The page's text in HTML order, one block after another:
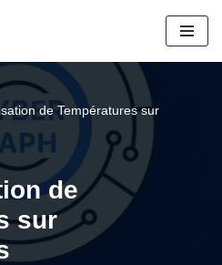
de Températures sur
de
sur